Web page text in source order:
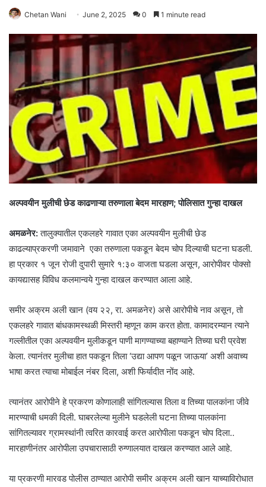
Chetan Wani June 2, 2025 0 1 minute read
अल्पवयीन मुलीची छेड काढणाऱ्या तरुणाला बेदम मारहाण; पोलिसात गुन्हा दाखल
अमळनेर:तालुक्यातील एकलहरे गावात एका अल्पवयीन मुलीची छेड
काढल्याप्रकरणी जमावाने एका तरुणाला पकडून बेदम चोप दिल्याची घटना घडली.
हा प्रकार १ जून रोजी दुपारी सुमारे १:३० वाजता घडला असून, आरोपीवर पोक्सो
कायद्यासह विविध कलमान्वये गुन्हा दाखल करण्यात आला आहे.
समीर अक्रम अली खान (वय २२, रा. अमळनेर) असे आरोपीचे नाव असून, तो
एकलहरे गावात बांधकामस्थळी मिस्तरी म्हणून काम करत होता. कामादरम्यान त्याने
गल्लीतील एका अल्पवयीन मुलीकडून पाणी मागण्याच्या बहाण्याने तिच्या घरी प्रवेश
केला. त्यानंतर मुलीचा हात पकडून तिला ‘उद्या आपण पळून जाऊया’ अशी अवाच्य
भाषा करत त्याचा मोबाईल नंबर दिला, अशी फिर्यादीत नोंद आहे.
त्यानंतर आरोपीने हे प्रकरण कोणालाही सांगितल्यास तिला व तिच्या पालकांना जीवे
मारण्याची धमकी दिली. घाबरलेल्या मुलीने घडलेली घटना तिच्या पालकांना
सांगितल्यावर ग्रामस्थांनी त्वरित कारवाई करत आरोपीला पकडून चोप दिला..
मारहाणीनंतर आरोपीला उपचारासाठी रुग्णालयात दाखल करण्यात आले आहे.
या प्रकरणी मारवड पोलीस ठाण्यात आरोपी समीर अक्रम अली खान याच्याविरोधात